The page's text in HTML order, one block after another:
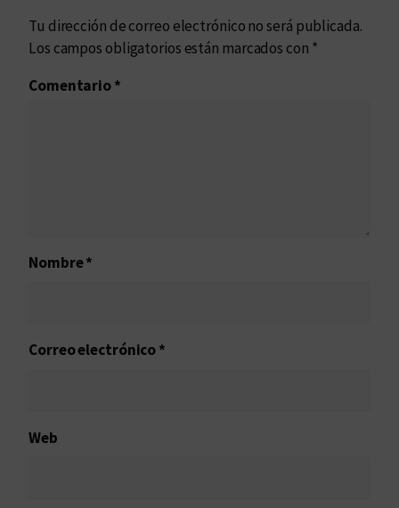
Tu dirección de correo electrónico no será publicada.
Los campos obligatorios están marcados con *
Comentario*
Nombre*
Correo electrónico*
Web